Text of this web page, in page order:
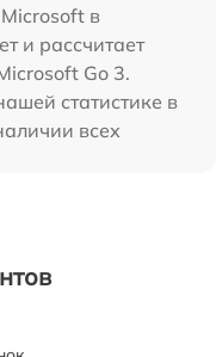
в
и рассчитает
Go 3.
статистике в
всех